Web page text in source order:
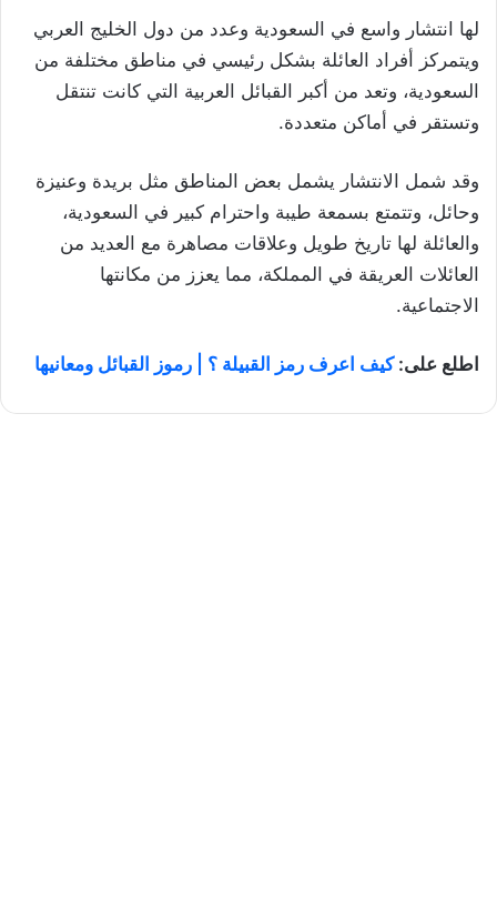
لها انتشار واسع في السعودية وعدد من دول الخليج العربي
ويتمركز أفراد العائلة بشكل رئيسي في مناطق مختلفة من
السعودية، وتعد من أكبر القبائل العربية التي كانت تنتقل
وتستقر في أماكن متعددة.
وقد شمل الانتشار يشمل بعض المناطق مثل بريدة وعنيزة
وحائل، وتتمتع بسمعة طيبة واحترام كبير في السعودية،
والعائلة لها تاريخ طويل وعلاقات مصاهرة مع العديد من
العائلات العريقة في المملكة، مما يعزز من مكانتها
الاجتماعية.
اطلع على:كيف اعرف رمز القبيلة ؟ | رموز القبائل ومعانيها